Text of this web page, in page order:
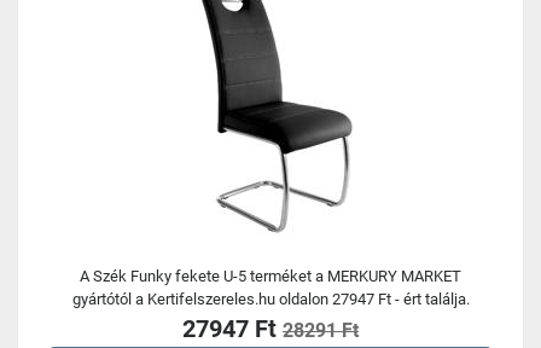
A Szék Funky fekete U-5 terméket a MERKURY MARKET
gyártótól a Kertifelszereles.hu oldalon 27947 Ft - ért találja.
27947 Ft 28291 Ft